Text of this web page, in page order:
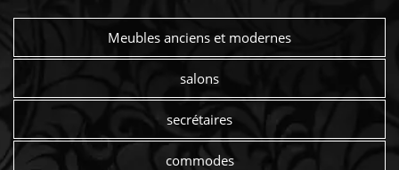
Meubles anciens et modernes
salons
secrétaires
commodes